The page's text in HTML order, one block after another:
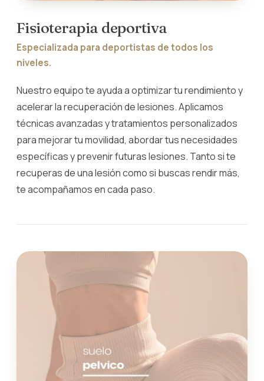
Fisioterapia deportiva
Especializada para deportistas de todos los
niveles.
Nuestro equipo te ayuda a optimizar tu rendimiento y
acelerar la recuperación de lesiones. Aplicamos
técnicas avanzadas y tratamientos personalizados
para mejorar tu movilidad, abordar tus necesidades
específicas y prevenir futuras lesiones. Tanto si te
recuperas de una lesión como si buscas rendir más,
te acompañamos en cada paso.